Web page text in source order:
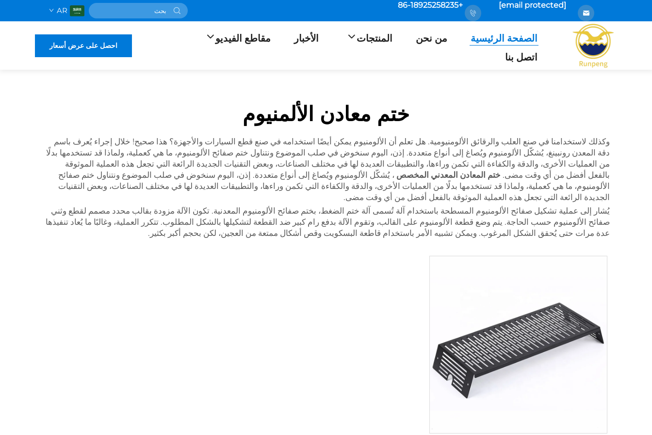
[email protected]
+86-18925258235
AR
الصفحة الرئيسية من نحن المنتجات الأخبار
مقاطع الفيديو
اتصل بنا
احصل على عرض أسعار
ختم معادن الألمنيوم
وكذلك لاستخدامنا في صنع العلب والرقائق الألومنيومية. هل تعلم أن الألومنيوم يمكن أيضًا استخدامه في صنع قطع السيارات والأجهزة؟ هذا صحيح! خلال إجراء يُعرف باسم
دقة المعدن رونبينغ، يُشكّل الألومنيوم ويُصاغ إلى أنواع متعددة. إذن، اليوم سنخوض في صلب الموضوع ونتناول ختم صفائح الألومنيوم، ما هي كعملية، ولماذا قد تستخدمها بدلًا
من العمليات الأخرى، والدقة والكفاءة التي تكمن وراءها، والتطبيقات العديدة لها في مختلف الصناعات، وبعض التقنيات الجديدة الرائعة التي تجعل هذه العملية الموثوقة
بالفعل أفضل من أي وقت مضى. ختم المعادن المعدني المخصص ، يُشكّل الألومنيوم ويُصاغ إلى أنواع متعددة. إذن، اليوم سنخوض في صلب الموضوع ونتناول ختم صفائح
الألومنيوم، ما هي كعملية، ولماذا قد تستخدمها بدلًا من العمليات الأخرى، والدقة والكفاءة التي تكمن وراءها، والتطبيقات العديدة لها في مختلف الصناعات، وبعض التقنيات
الجديدة الرائعة التي تجعل هذه العملية الموثوقة بالفعل أفضل من أي وقت مضى.
يُشار إلى عملية تشكيل صفائح الألومنيوم المسطحة باستخدام آلة تُسمى آلة ختم الضغط، بختم صفائح الألومنيوم المعدنية. تكون الآلة مزودة بقالب محدد مصمم لقطع وثني
صفائح الألومنيوم حسب الحاجة. يتم وضع قطعة الألومنيوم على القالب، وتقوم الآلة بدفع رام كبير ضد القطعة لتشكيلها بالشكل المطلوب. تتكرر العملية، وغالبًا ما يُعاد تنفيذها
عدة مرات حتى يُحقق الشكل المرغوب. ويمكن تشبيه الأمر باستخدام قاطعة البسكويت وقص أشكال ممتعة من العجين، لكن بحجم أكبر بكثير.